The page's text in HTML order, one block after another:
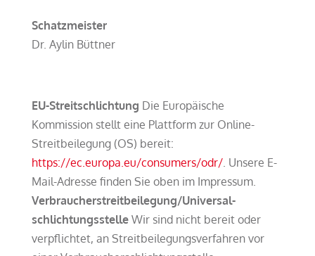
Schatzmeister
Dr. Aylin Büttner
EU-Streitschlichtung Die Europäische
Kommission stellt eine Plattform zur Online-
Streitbeilegung (OS) bereit:
https://ec.europa.eu/consumers/odr/. Unsere E-
Mail-Adresse finden Sie oben im Impressum.
Verbraucher­streit­beilegung/Universal­
schlichtungs­stelleWir sind nicht bereit oder
verpflichtet, an Streitbeilegungsverfahren vor